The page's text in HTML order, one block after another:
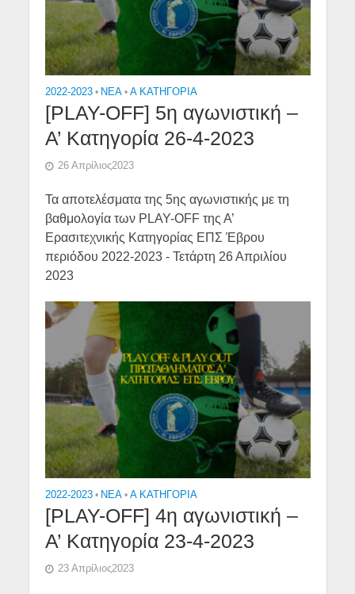
2022-2023 • NEA • Α ΚΑΤΗΓΟΡΙΑ
[PLAY-OFF] 5η αγωνιστική –
Α’ Κατηγορία 26-4-2023
26 Απρίλιος2023
Τα αποτελέσματα της 5ης αγωνιστικής με τη
βαθμολογία των PLAY-OFF της Α’
Ερασιτεχνικής Κατηγορίας ΕΠΣ Έβρου
περιόδου 2022-2023 - Τετάρτη 26 Απριλίου
2023
2022-2023 • NEA • Α ΚΑΤΗΓΟΡΙΑ
[PLAY-OFF] 4η αγωνιστική –
Α’ Κατηγορία 23-4-2023
23 Απρίλιος2023